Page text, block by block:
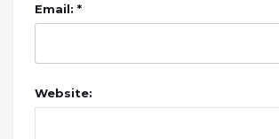
Email: *
Website: